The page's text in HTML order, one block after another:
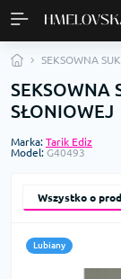
SEKSOWNA
SEKSOWNA
SŁONIOWEJ
Marka: Tarik Ediz
Model: G40493
Wszystko o
Lubiany